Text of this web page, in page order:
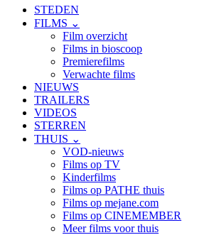
STEDEN
FILMS ⌄
Film overzicht
Films in bioscoop
Premierefilms
Verwachte films
NIEUWS
TRAILERS
VIDEOS
STERREN
THUIS ⌄
VOD-nieuws
Films op TV
Kinderfilms
Films op PATHE thuis
Films op mejane.com
Films op CINEMEMBER
Meer films voor thuis